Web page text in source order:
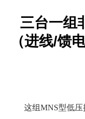
三台一组
（进线/馈
这组MNS型低